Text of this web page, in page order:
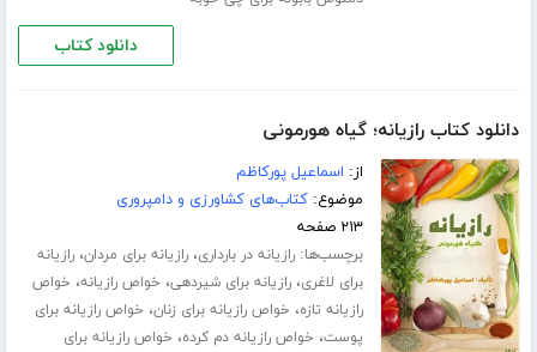
دانلود کتاب
دانلود کتاب رازیانه؛ گیاه هورمونی
از: اسماعیل پورکاظم
موضوع:کتاب‌های کشاورزی و دامپروری
۲۱۳ صفحه
برچسب‌ها:رازیانه در بارداری،رازیانه برای مردان،رازیانه
برای لاغری،رازیانه برای شیردهی، خواص رازیانه، خواص
رازیانه تازه، خواص رازیانه برای زنان، خواص رازیانه برای
پوست، خواص رازیانه دم کرده، خواص رازیانه برای